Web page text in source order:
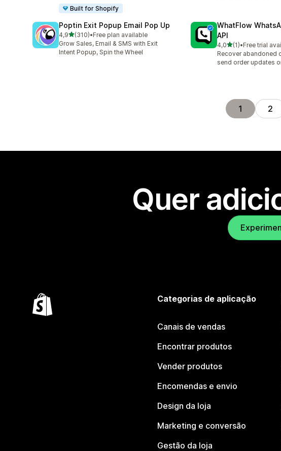
Built for Shopify
Poptin Exit Popup Email Pop Up
4,9de 5 estrelas
(310)
310 total de avaliações
•Free plan available
Grow Sales, Email & SMS with Exit
Intent Popup, Spin the Wheel
WhatFlow
API
4,0de 5 estrelas
(1)
1 total de avaliações
•Free trial
Recover abandoned
send order updates
1 2
Quer
Categorias de aplicação
Canais de vendas
Encontrar produtos
Vender produtos
Encomendas e envio
Design da loja
Marketing e conversão
Gestão da loja